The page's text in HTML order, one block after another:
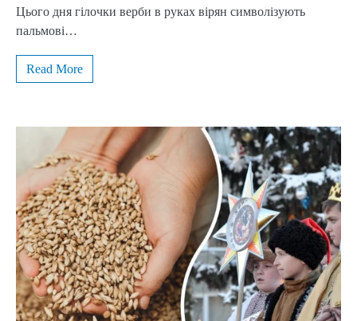
Цього дня гілочки верби в руках вірян символізують
пальмові…
Read More